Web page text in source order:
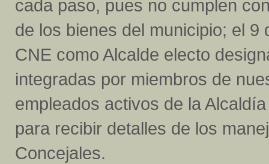
cada paso, pues no cumplen
de los bienes del municipio; el
CNE como Alcalde electo
integradas por miembros de
empleados activos de la
para recibir detalles de los
Concejales.